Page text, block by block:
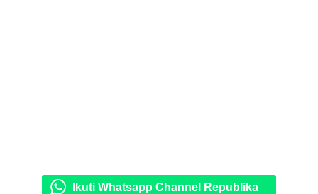
Ikuti Whatsapp Channel Republika